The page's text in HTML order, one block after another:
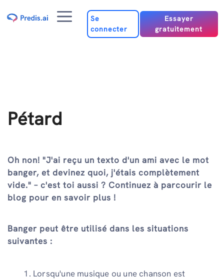
au
Menu
Se
connecter
Essayer
gratuitement
Pétard
Oh non! "J'ai reçu un texto d'un ami avec le mot
banger, et devinez quoi, j'étais complètement
vide." – c'est toi aussi ? Continuez à parcourir le
blog pour en savoir plus !
Banger peut être utilisé dans les situations
suivantes :
Lorsqu'une musique ou une chanson est